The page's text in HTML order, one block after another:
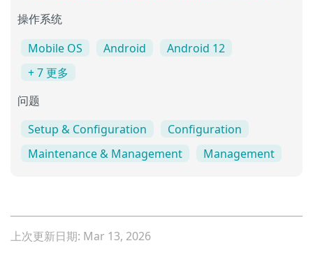
操作系统
Mobile OS Android
Android 12
+ 7 更多
问题
Setup & Configuration
Configuration
Maintenance & Management
Management
上次更新日期: Mar 13, 2026